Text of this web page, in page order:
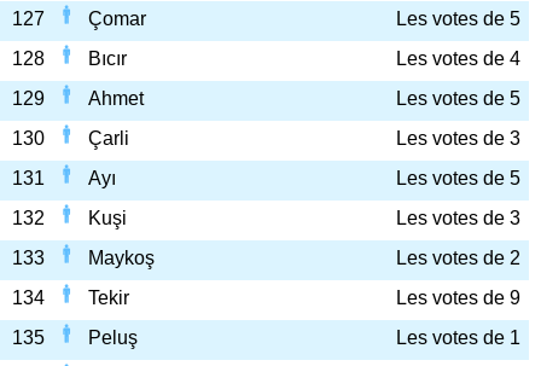
127
Çomar
Les votes de 5
128
Bıcır
Les votes de 4
129
Ahmet
Les votes de 5
130
Çarli
Les votes de 3
131
Ayı
Les votes de 5
132
Kuşi
Les votes de 3
133
Maykoş
Les votes de 2
134
Tekir
Les votes de 9
135
Peluş
Les votes de 1